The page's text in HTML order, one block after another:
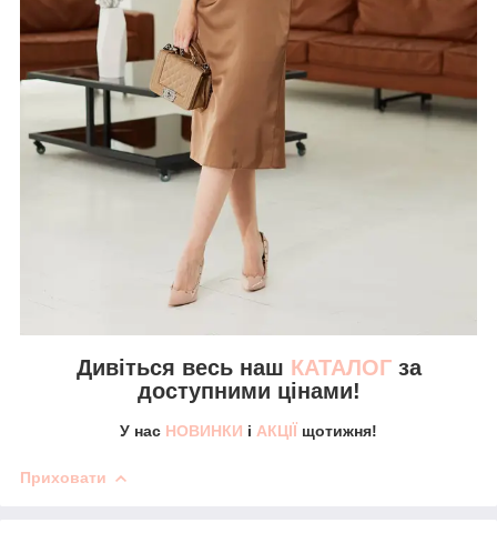
Дивіться весь наш КАТАЛОГза
доступними цінами!
У нас НОВИНКИ і АКЦІЇ щотижня!
Приховати